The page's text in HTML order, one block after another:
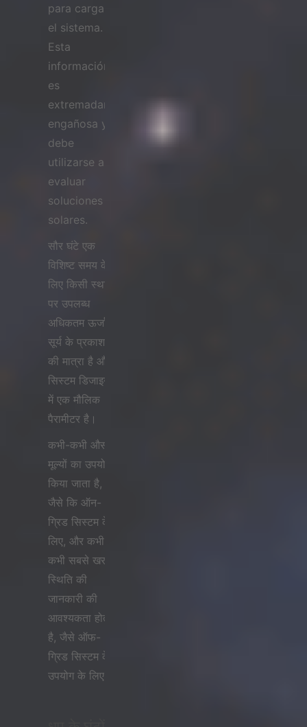
para cargar
el sistema.
Esta
información
es
extremadamente
engañosa y
debe
utilizarse al
evaluar
soluciones
solares.
सौर घंटे एक
विशिष्ट समय के
लिए किसी स्थान
पर उपलब्ध
अधिकतम ऊर्जा
सूर्य के प्रकाश
की मात्रा है और
सिस्टम डिजाइन
में एक मौलिक
पैरामीटर है।
कभी-कभी औसत
मूल्यों का उपयोग
किया जाता है,
जैसे कि ऑन-
ग्रिड सिस्टम के
लिए, और कभी-
कभी सबसे खराब
स्थिति की
जानकारी की
आवश्यकता होती
है, जैसे ऑफ-
ग्रिड सिस्टम के
उपयोग के लिए।